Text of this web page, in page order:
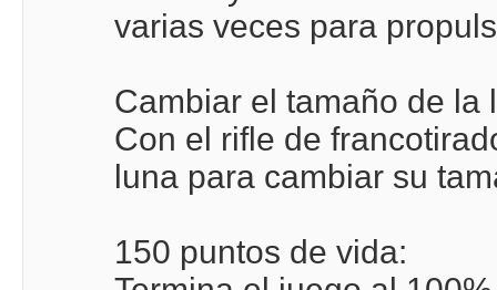
varias veces para
Cambiar el tamaño de la
Con el rifle de
luna para cambiar su
150 puntos de vida: